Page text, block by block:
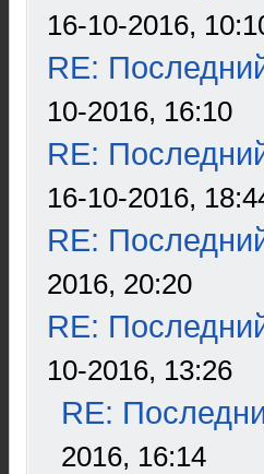
16-10-2016,
RE:
10-2016, 16:10
RE:
16-10-2016,
RE:
2016, 20:20
RE:
10-2016, 13:26
RE:
2016, 16:14